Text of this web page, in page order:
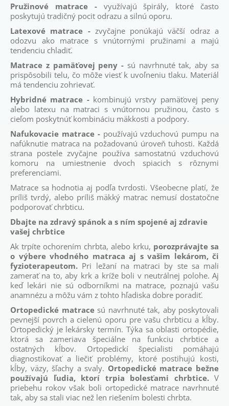
Pružinové matrace - využívajú špirály, ktoré často
poskytujú tradičný pocit odrazu a silnú oporu.
Latexové matrace - zvyčajne ponúkajú väčší odraz a
odozvu ako matrace s vnútornými pružinami a majú
tendenciu chladiť.
Matrace z pamäťovej peny - sú navrhnuté tak, aby sa
prispôsobili telu, čo môže viesť k uvoľneniu tlaku. Materiál
má tendenciu zohrievať.
Hybridné matrace - kombinujú vrstvy pamäťovej peny
alebo latexu na matraci s vnútornou pružinou, často s
cieľom poskytnúť kombináciu mäkkosti a podpory.
Nafukovacie matrace - používajú vzduchovú pumpu na
nafúknutie matraca na požadovanú úroveň tuhosti. Každá
strana postele zvyčajne používa samostatnú vzduchovú
komoru na umiestnenie dvoch spiacich s rôznymi
preferenciami.
Matrace sa hodnotia aj podľa tvrdosti. Všeobecne platí, že
príliš tvrdý, alebo príliš mäkký matrac nemusí dostatočne
podporovať chrbticu.
Dbajte na zdravý spánok a s ním spojené aj zdravie
vašej chrbtice
Ak trpíte ochorením chrbta, alebo krku, porozprávajte sa
o výbere vhodného matraca aj s vašim lekárom, či
fyzioterapeutom. Pri ležaní na matraci by ste sa mali
zamerať na to, aby krk a kríže boli v neutrálnej polohe. Aj
keď lekári nie sú odborníkmi na matrace, poznajú vašu
anamnézu a môžu vám z tohto hľadiska dobre poradiť.
Ortopedické matracesú navrhnuté tak, aby poskytovali
pevnejší povrch a cielenú oporu pre vašu chrbticu a kĺby.
Ortopedický je lekársky termín. Týka sa oblasti ortopédie,
ktorá sa zameriava špeciálne na funkciu chrbtice a
ostatných kĺbov. Ortopedickí špecialisti pomáhajú
diagnostikovať a liečiť problémy, ktoré postihujú kosti,
kĺby, väzy, šľachy a svaly. Ortopedické matrace bežne
používajú ľudia, ktorí trpia bolesťami chrbtice. V
priebehu rokov však boli ortopedické matrace navrhnuté
tak, aby sa stali viac než len riešením bolesti chrbta.